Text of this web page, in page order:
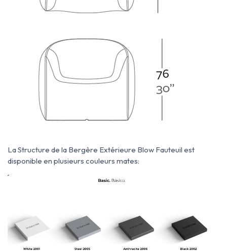
La Structure de la Bergère Extérieure Blow Fauteuil est
disponible en plusieurs couleurs mates: